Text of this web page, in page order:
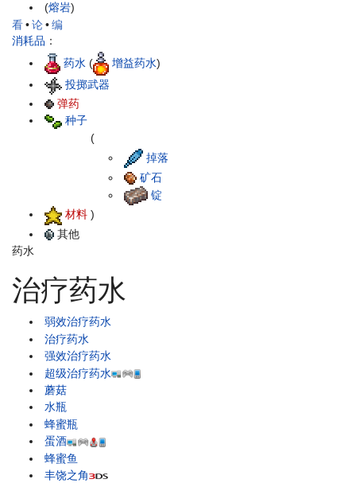
(熔岩)
看•论•编
消耗品 ：
药水 ( 增益药水)
投掷武器
弹药
种子
材料
(
掉落
矿石
锭
)
其他
药水
治疗药水
弱效治疗药水
治疗药水
强效治疗药水
超级治疗药水
蘑菇
水瓶
蜂蜜瓶
蛋酒
蜂蜜鱼
丰饶之角